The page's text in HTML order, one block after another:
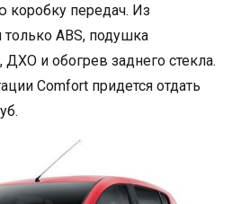
коробку передач. Из
ABS, подушка
ДХО и обогрев заднего стекла.
Comfort придется отдать